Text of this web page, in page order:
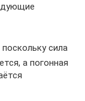
сила
а погонная